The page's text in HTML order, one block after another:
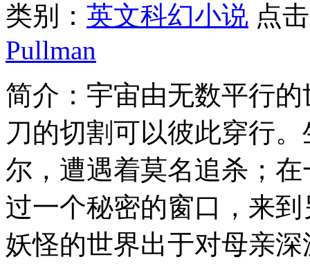
类别： 英文科幻小说 点
Pullman
简介： 宇宙由无数平行
刀的切割可以彼此穿行
尔，遭遇着莫名追杀；
过一个秘密的窗口，来
妖怪的世界出于对母亲